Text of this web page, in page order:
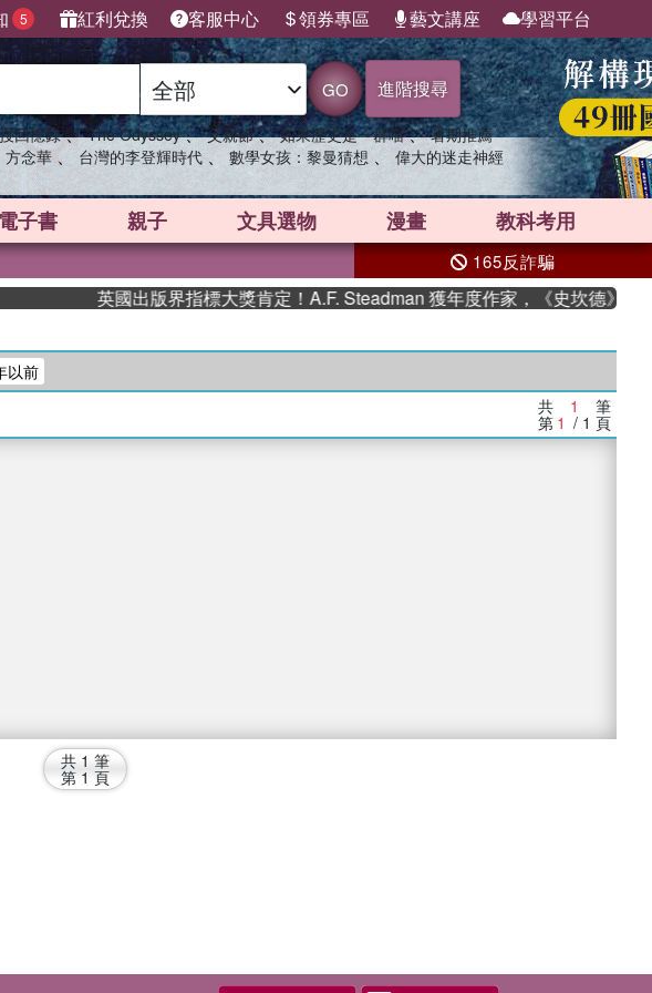
5 紅利兌換 客服中心 領券專區 藝文講座 學習平台
GO 進階搜尋
回憶錄 、 The Odyssey 、 父親節 、 如果歷史是一群喵 、 暑期推薦
方念華 、 台灣的李登輝時代 、 數學女孩：黎曼猜想 、 偉大的迷走神經
電子書 親子 文具選物 漫畫 教科考用
165反詐騙
英國出版界指標大獎肯定！A.F. Steadman 獲年度作家，《史坎德》系列
以前
共 1 筆
第 1 / 1 頁
共 1 筆
第 1 頁